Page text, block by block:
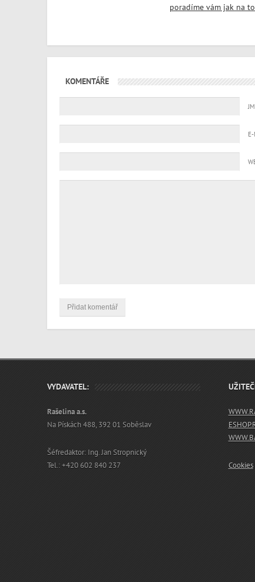
poradíme vám jak na
KOMENTÁŘE
VYDAVATEL:
Rašelina a.s.
Na Pískách 488, 392 01 Soběslav
Šéfredaktor: Ing. Jan Stropnický
Tel.: +420 602 840 237
Cookies